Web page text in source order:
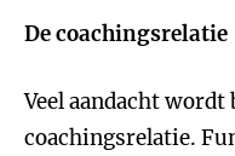
De coachingsrelatie
Veel aandacht wordt
coachingsrelatie.